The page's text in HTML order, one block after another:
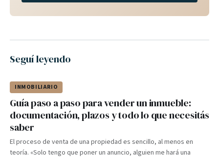
Seguí leyendo
INMOBILIARIO
Guía paso a paso para vender un inmueble:
documentación, plazos y todo lo que necesitás
saber
El proceso de venta de una propiedad es sencillo, al menos en
teoría. «Solo tengo que poner un anuncio, alguien me hará una